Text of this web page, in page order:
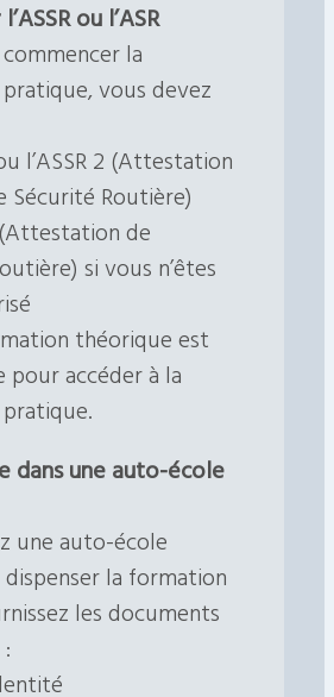
ou l’ASR
la
vous devez
l’ASSR 2 (Attestation
Sécurité Routière)
(Attestation de
si vous n’êtes
théorique est
accéder à la
dans une auto-école
une auto-école
la formation
les documents